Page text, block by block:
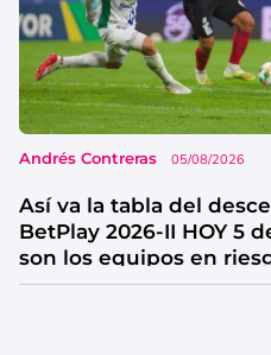
Andrés Contreras 05/08/2026
Así va la tabla del
BetPlay 2026-II HOY 5
son los equipos en